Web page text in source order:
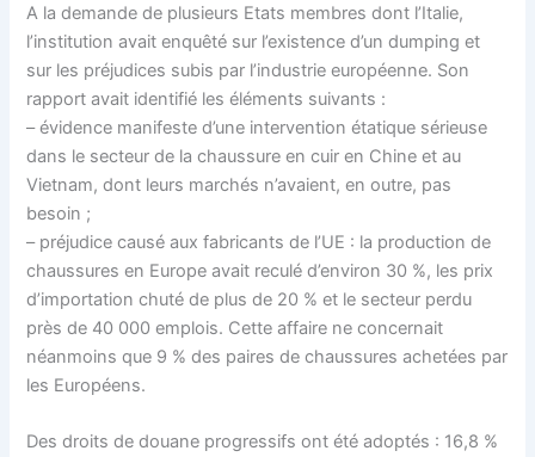
A la demande de plusieurs Etats membres dont l’Italie,
l’institution avait enquêté sur l’existence d’un dumping et
sur les préjudices subis par l’industrie européenne. Son
rapport avait identifié les éléments suivants :
– évidence manifeste d’une intervention étatique sérieuse
dans le secteur de la chaussure en cuir en Chine et au
Vietnam, dont leurs marchés n’avaient, en outre, pas
besoin ;
– préjudice causé aux fabricants de l’UE : la production de
chaussures en Europe avait reculé d’environ 30 %, les prix
d’importation chuté de plus de 20 % et le secteur perdu
près de 40 000 emplois. Cette affaire ne concernait
néanmoins que 9 % des paires de chaussures achetées par
les Européens.
Des droits de douane progressifs ont été adoptés : 16,8 %